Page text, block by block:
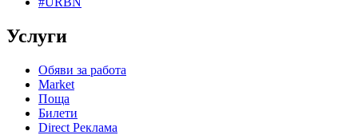
Услуги
Обяви за работа
Market
Поща
Билети
Direct Реклама